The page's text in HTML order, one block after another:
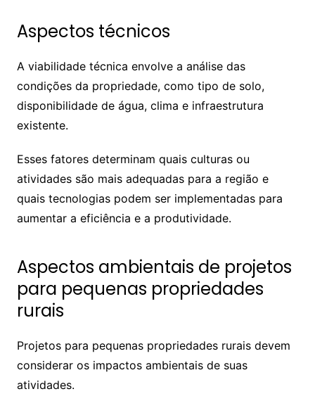
Aspectos técnicos
A viabilidade técnica envolve a análise das
condições da propriedade, como tipo de solo,
disponibilidade de água, clima e infraestrutura
existente.
Esses fatores determinam quais culturas ou
atividades são mais adequadas para a região e
quais tecnologias podem ser implementadas para
aumentar a eficiência e a produtividade.
Aspectos ambientais de projetos
para pequenas propriedades
rurais
Projetos para pequenas propriedades rurais devem
considerar os impactos ambientais de suas
atividades.